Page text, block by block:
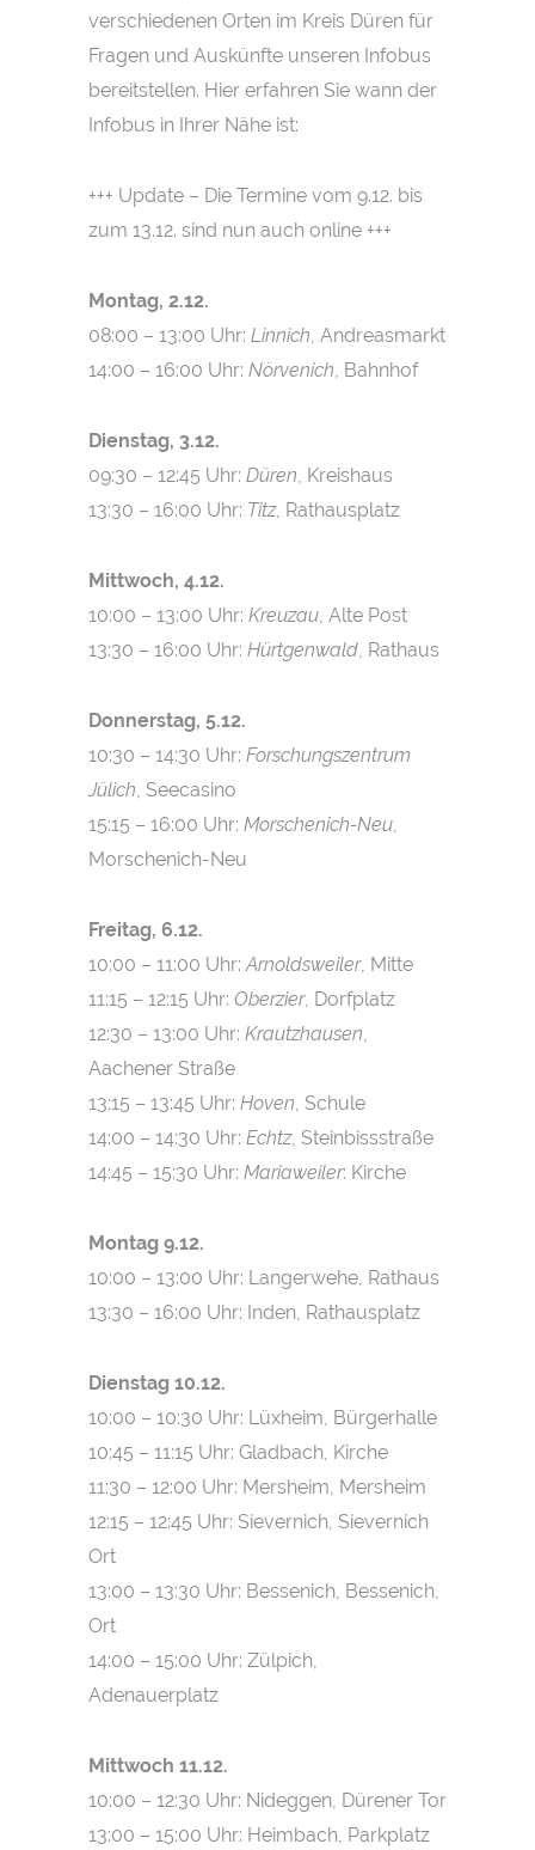
verschiedenen Orten im Kreis Düren für
Fragen und Auskünfte unseren Infobus
bereitstellen. Hier erfahren Sie wann der
Infobus in Ihrer Nähe ist:
+++ Update – Die Termine vom 9.12. bis
zum 13.12. sind nun auch online +++
Montag, 2.12.
08:00 – 13:00 Uhr: Linnich, Andreasmarkt
14:00 – 16:00 Uhr: Nörvenich, Bahnhof
Dienstag, 3.12.
09:30 – 12:45 Uhr: Düren, Kreishaus
13:30 – 16:00 Uhr: Titz, Rathausplatz
Mittwoch, 4.12.
10:00 – 13:00 Uhr: Kreuzau, Alte Post
13:30 – 16:00 Uhr: Hürtgenwald, Rathaus
Donnerstag, 5.12.
10:30 – 14:30 Uhr: Forschungszentrum
Jülich, Seecasino
15:15 – 16:00 Uhr: Morschenich-Neu,
Morschenich-Neu
Freitag, 6.12.
10:00 – 11:00 Uhr:Arnoldsweiler, Mitte
11:15 – 12:15 Uhr: Oberzier, Dorfplatz
12:30 – 13:00 Uhr: Krautzhausen,
Aachener Straße
13:15 – 13:45 Uhr: Hoven, Schule
14:00 – 14:30 Uhr: Echtz, Steinbissstraße
14:45 – 15:30 Uhr: Mariaweiler: Kirche
Montag 9.12.
10:00 – 13:00 Uhr: Langerwehe, Rathaus
13:30 – 16:00 Uhr: Inden, Rathausplatz
Dienstag 10.12.
10:00 – 10:30 Uhr: Lüxheim, Bürgerhalle
10:45 – 11:15 Uhr: Gladbach, Kirche
11:30 – 12:00 Uhr: Mersheim, Mersheim
12:15 – 12:45 Uhr: Sievernich, Sievernich
Ort
13:00 – 13:30 Uhr: Bessenich, Bessenich,
Ort
14:00 – 15:00 Uhr: Zülpich,
Adenauerplatz
Mittwoch 11.12.
10:00 – 12:30 Uhr: Nideggen, Dürener Tor
13:00 – 15:00 Uhr: Heimbach, Parkplatz